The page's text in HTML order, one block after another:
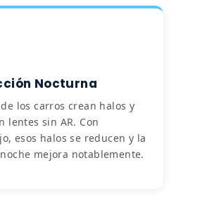
Nocturna
los carros crean halos y
lentes sin AR. Con
esos halos se reducen y la
mejora notablemente.